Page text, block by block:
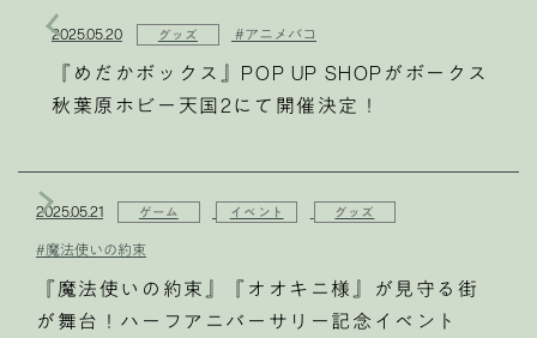
2025.05.20 グッズ #アニメバコ
『めだかボックス』POP UP SHOPがボークス
秋葉原ホビー天国2にて開催決定！
2025.05.21 ゲーム イベント グッズ
#魔法使いの約束
『魔法使いの約束』『オオキニ様』が見守る街
が舞台！ハーフアニバーサリー記念イベント